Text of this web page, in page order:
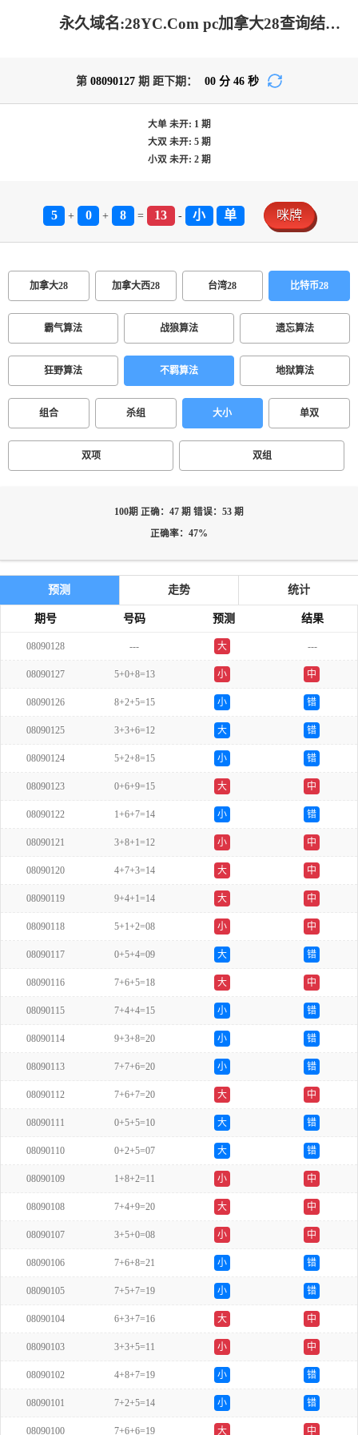
永久域名:28YC.Com pc加拿大28查询结果|28最新预测开奖|28预测分析和火热走势查询
第 08090127 期 距下期： 00 分 46 秒
大单 未开: 1期
大双 未开: 5期
小双 未开: 2期
5 + 0 + 8 = 13 - 小 单 咪牌
加拿大28 加拿大西28 台湾28 比特币28
霸气算法 战狼算法 遗忘算法
狂野算法 不羁算法 地狱算法
组合 杀组 大小 单双
双项 双组
100期 正确：47 期 错误：53 期
正确率：47%
预测 走势 统计
期号 号码 预测 结果
08090128 ---
大
---
08090127 5+0+8=13 小 中
08090126 8+2+5=15 小 错
08090125 3+3+6=12 大 错
08090124 5+2+8=15 小 错
08090123 0+6+9=15 大 中
08090122 1+6+7=14 小 错
08090121 3+8+1=12 小 中
08090120 4+7+3=14 大 中
08090119 9+4+1=14 大 中
08090118 5+1+2=08 小 中
08090117 0+5+4=09 大 错
08090116 7+6+5=18 大 中
08090115 7+4+4=15 小 错
08090114 9+3+8=20 小 错
08090113 7+7+6=20 小 错
08090112 7+6+7=20 大 中
08090111 0+5+5=10 大 错
08090110 0+2+5=07 大 错
08090109 1+8+2=11 小 中
08090108 7+4+9=20 大 中
08090107 3+5+0=08 小 中
08090106 7+6+8=21 小 错
08090105 7+5+7=19 小 错
08090104 6+3+7=16 大 中
08090103 3+3+5=11 小 中
08090102 4+8+7=19 小 错
08090101 7+2+5=14 小 错
08090100 7+6+6=19 大 中